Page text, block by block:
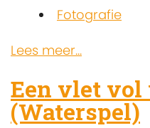
Fotografie
Lees meer...
Een vlet vol
(Waterspel)